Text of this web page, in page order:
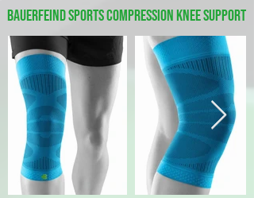
Bauerfeind Sports Compression Knee Support